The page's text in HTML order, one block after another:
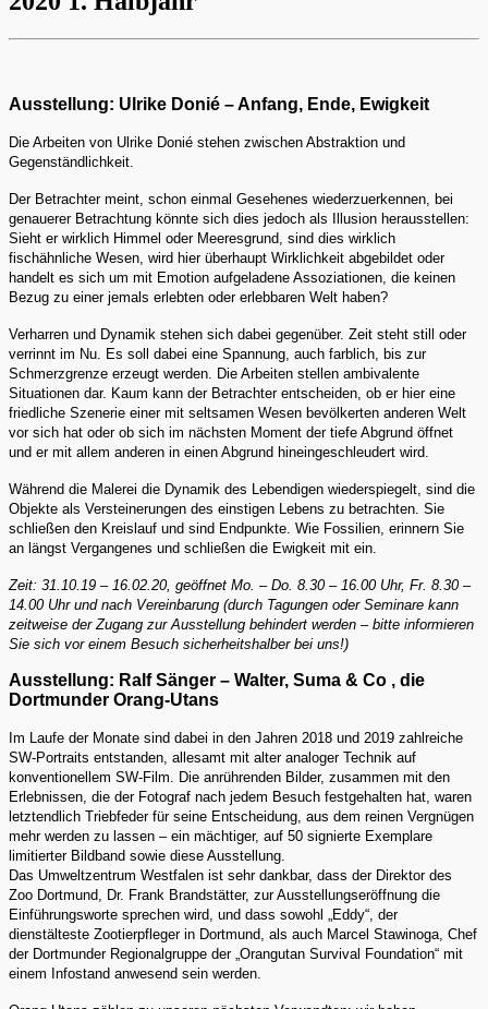
Ausstellung: Ulrike Donié – Anfang, Ende, Ewigkeit
Die Arbeiten von Ulrike Donié stehen zwischen Abstraktion und
Gegenständlichkeit.
Der Betrachter meint, schon einmal Gesehenes wiederzuerkennen, bei
genauerer Betrachtung könnte sich dies jedoch als Illusion herausstellen:
Sieht er wirklich Himmel oder Meeresgrund, sind dies wirklich
fischähnliche Wesen, wird hier überhaupt Wirklichkeit abgebildet oder
handelt es sich um mit Emotion aufgeladene Assoziationen, die keinen
Bezug zu einer jemals erlebten oder erlebbaren Welt haben?
Verharren und Dynamik stehen sich dabei gegenüber. Zeit steht still oder
verrinnt im Nu. Es soll dabei eine Spannung, auch farblich, bis zur
Schmerzgrenze erzeugt werden. Die Arbeiten stellen ambivalente
Situationen dar. Kaum kann der Betrachter entscheiden, ob er hier eine
friedliche Szenerie einer mit seltsamen Wesen bevölkerten anderen Welt
vor sich hat oder ob sich im nächsten Moment der tiefe Abgrund öffnet
und er mit allem anderen in einen Abgrund hineingeschleudert wird.
Während die Malerei die Dynamik des Lebendigen wiederspiegelt, sind die
Objekte als Versteinerungen des einstigen Lebens zu betrachten. Sie
schließen den Kreislauf und sind Endpunkte. Wie Fossilien, erinnern Sie
an längst Vergangenes und schließen die Ewigkeit mit ein.
Zeit: 31.10.19 – 16.02.20, geöffnet Mo. – Do. 8.30 – 16.00 Uhr, Fr. 8.30 –
14.00 Uhr und nach Vereinbarung (durch Tagungen oder Seminare kann
zeitweise der Zugang zur Ausstellung behindert werden – bitte informieren
Sie sich vor einem Besuch sicherheitshalber bei uns!)
Ausstellung: Ralf Sänger – Walter, Suma & Co , die
Dortmunder Orang-Utans
Im Laufe der Monate sind dabei in den Jahren 2018 und 2019 zahlreiche
SW-Portraits entstanden, allesamt mit alter analoger Technik auf
konventionellem SW-Film. Die anrührenden Bilder, zusammen mit den
Erlebnissen, die der Fotograf nach jedem Besuch festgehalten hat, waren
letztendlich Triebfeder für seine Entscheidung, aus dem reinen Vergnügen
mehr werden zu lassen – ein mächtiger, auf 50 signierte Exemplare
limitierter Bildband sowie diese Ausstellung.
Das Umweltzentrum Westfalen ist sehr dankbar, dass der Direktor des
Zoo Dortmund, Dr. Frank Brandstätter, zur Ausstellungseröffnung die
Einführungsworte sprechen wird, und dass sowohl „Eddy“, der
dienstälteste Zootierpfleger in Dortmund, als auch Marcel Stawinoga, Chef
der Dortmunder Regionalgruppe der „Orangutan Survival Foundation“ mit
einem Infostand anwesend sein werden.